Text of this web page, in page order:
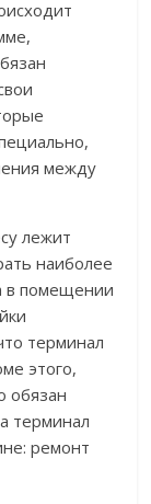
между
лежит
наиболее
в помещении
терминал
этого,
обязан
терминал
ремонт